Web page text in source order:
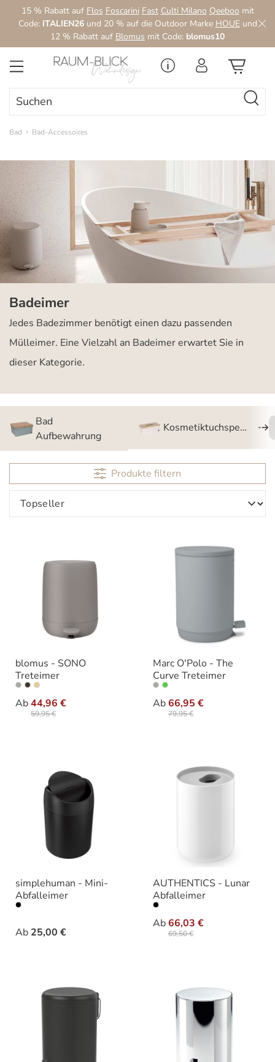
Zum Hauptinhalt springen
15 % Rabatt auf Flos Foscarini Fast Culti Milano Qeeboo mit
Code: ITALIEN26und 20 % auf die Outdoor Marke HOUEund
12 % Rabatt auf Blomus mit Code: blomus10
Bad Bad-Accessoires
Badeimer
Jedes Badezimmer benötigt einen dazu passenden
Mülleimer. Eine Vielzahl an Badeimer erwartet Sie in
dieser Kategorie.
Bad
Aufbewahrung
Kosmetiktuchspender
Produkte filtern
blomus - SONO
Treteimer
Ab44,96 €
59,95 €
Varianten
Marc O'Polo - The
Curve Treteimer
Ab66,95 €
79,95 €
Varianten
simplehuman - Mini-
Abfalleimer
Ab 25,00 €
Varianten
AUTHENTICS - Lunar
Abfalleimer
Ab66,03 €
69,50 €
Varianten